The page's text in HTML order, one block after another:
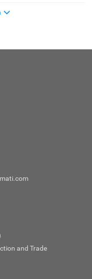
and Trade